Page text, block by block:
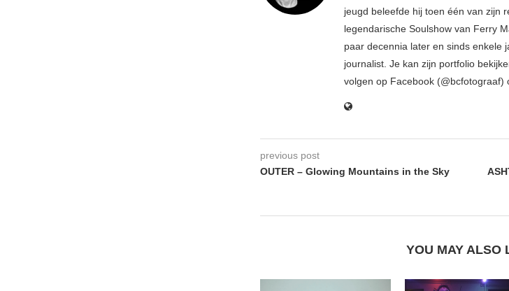
jeugd beleefde hij toen één van zijn
legendarische Soulshow van Ferry
paar decennia later en sinds enkele
journalist. Je kan zijn portfolio
volgen op Facebook (@bcfotograaf)
previous post
OUTER – Glowing Mountains in the Sky
YOU MAY ALSO